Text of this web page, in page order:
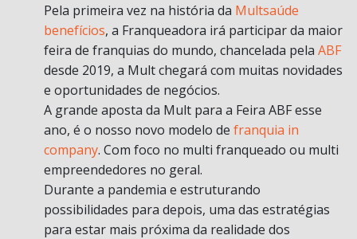
Pela primeira vez na história da Multsaúde
benefícios, a Franqueadora irá participar da maior
feira de franquias do mundo, chancelada pela ABF
desde 2019, a Mult chegará com muitas novidades
e oportunidades de negócios.
A grande aposta da Mult para a Feira ABF esse
ano, é o nosso novo modelo de franquia in
company. Com foco no multi franqueado ou multi
empreendedores no geral.
Durante a pandemia e estruturando
possibilidades para depois, uma das estratégias
para estar mais próxima da realidade dos